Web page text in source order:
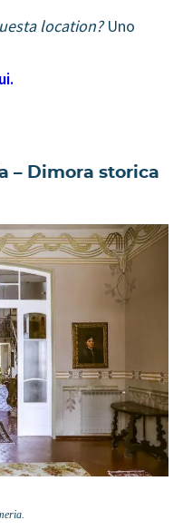
location?Uno
– Dimora storica